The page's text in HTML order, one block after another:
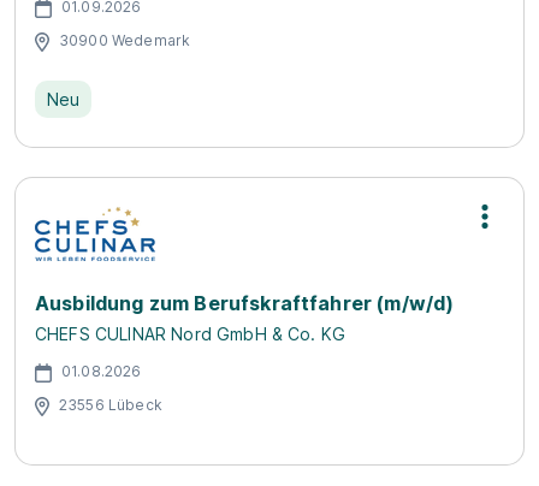
01.09.2026
30900 Wedemark
Neu
Ausbildung zum Berufskraftfahrer (m/w/d)
CHEFS CULINAR Nord GmbH & Co. KG
01.08.2026
23556 Lübeck